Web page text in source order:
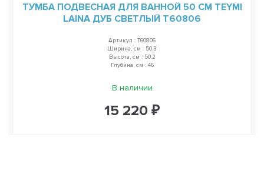
ТУМБА ПОДВЕСНАЯ ДЛЯ ВАННОЙ 50 СМ TEYMI
LAINA ДУБ СВЕТЛЫЙ T60806
Артикул : T60806
Ширина, см : 50.3
Высота, см : 50.2
Глубина, см : 46
В наличии
15 220 ₽